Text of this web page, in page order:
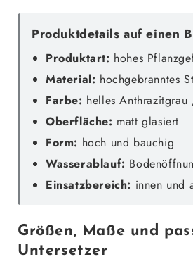
Produktdetails auf einen
Produktart: hohes
Material: hochgebranntes
Farbe: helles
Oberfläche: matt glasiert
Form: hoch und bauchig
Wasserablauf:
Einsatzbereich: innen und
Größen, Maße und
Untersetzer